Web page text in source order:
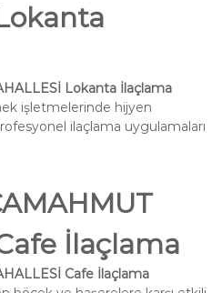
Lokanta İlaçlama
işletmelerinde hijyen
ilaçlama uygulamaları
İlaçlama
Cafe İlaçlama